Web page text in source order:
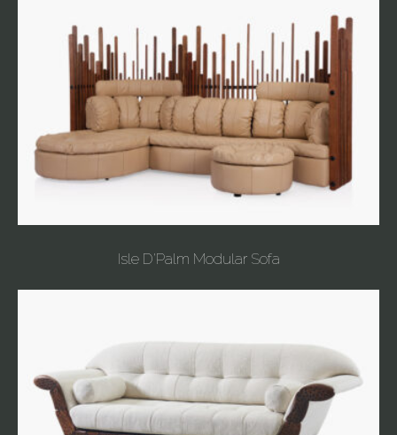
Isle D'Palm Modular Sofa